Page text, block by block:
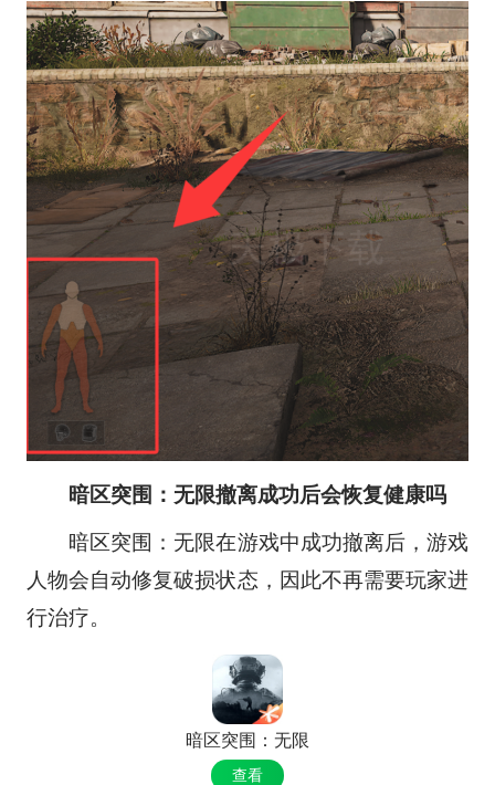
暗区突围：无限撤离成功后会恢复健康吗
暗区突围：无限在游戏中成功撤离后，游戏
人物会自动修复破损状态，因此不再需要玩家进
行治疗。
暗区突围：无限
查看